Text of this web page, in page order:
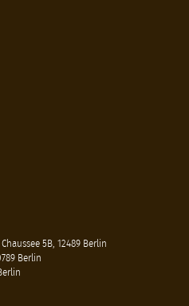
5B, 12489 Berlin
Berlin